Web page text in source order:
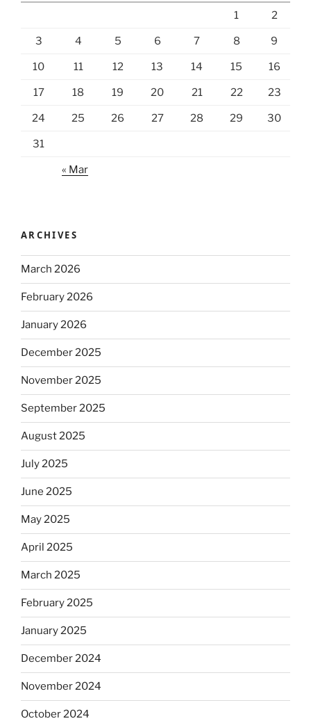
1 2
3 4 5 6 7 8 9
10 11 12 13 14 15 16
17 18 19 20 21 22 23
24 25 26 27 28 29 30
31
« Mar
ARCHIVES
March 2026
February 2026
January 2026
December 2025
November 2025
September 2025
August 2025
July 2025
June 2025
May 2025
April 2025
March 2025
February 2025
January 2025
December 2024
November 2024
October 2024